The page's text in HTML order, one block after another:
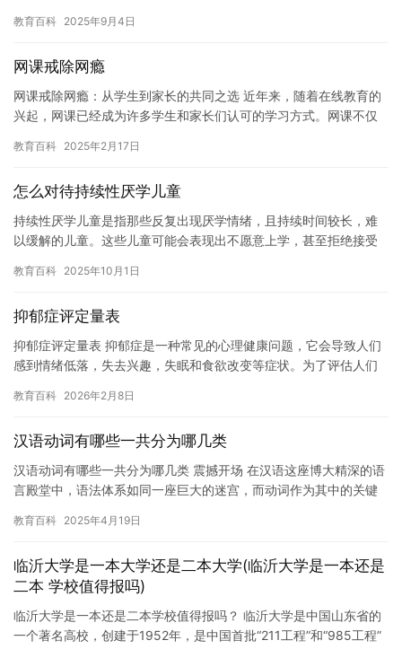
此，家…
教育百科 2025年9月4日
网课戒除网瘾
网课戒除网瘾：从学生到家长的共同之选 近年来，随着在线教育的
兴起，网课已经成为许多学生和家长们认可的学习方式。网课不仅
的网…
教育百科 2025年2月17日
怎么对待持续性厌学儿童
持续性厌学儿童是指那些反复出现厌学情绪，且持续时间较长，难
以缓解的儿童。这些儿童可能会表现出不愿意上学，甚至拒绝接受
们需…
教育百科 2025年10月1日
抑郁症评定量表
抑郁症评定量表 抑郁症是一种常见的心理健康问题，它会导致人们
感到情绪低落，失去兴趣，失眠和食欲改变等症状。为了评估人们
郁…
教育百科 2026年2月8日
汉语动词有哪些一共分为哪几类
汉语动词有哪些一共分为哪几类 震撼开场 在汉语这座博大精深的语
言殿堂中，语法体系如同一座巨大的迷宫，而动词作为其中的关键
教育百科 2025年4月19日
临沂大学是一本大学还是二本大学(临沂大学是一本还是
二本 学校值得报吗)
临沂大学是一本还是二本学校值得报吗？ 临沂大学是中国山东省的
一个著名高校，创建于1952年，是中国首批“211工程”和“985工程”